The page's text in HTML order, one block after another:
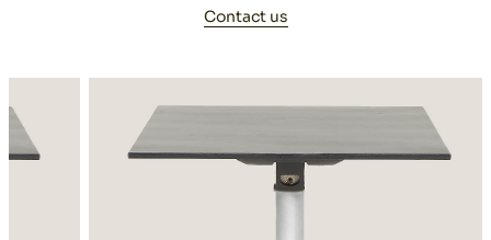
Contact us